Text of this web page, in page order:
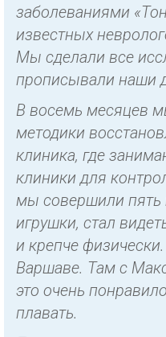
заболеваниями
известных
Мы сделали все
прописывали наши
В восемь месяцев
методики
клиника, где
клиники для
мы совершили пять
игрушки, стал
и крепче
Варшаве. Там с
это очень
плавать.